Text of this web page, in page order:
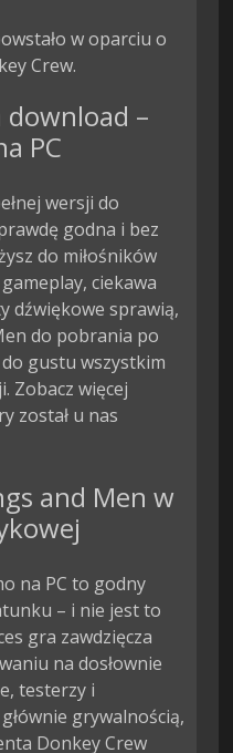
w oparciu o
Crew.
download –
PC
wersji do
godna i bez
do miłośników
ciekawa
dźwiękowe sprawią,
do pobrania po
gustu wszystkim
Zobacz więcej
został u nas
and Men w
na PC to godny
– i nie jest to
gra zawdzięcza
na dosłownie
testerzy i
grywalnością,
Donkey Crew